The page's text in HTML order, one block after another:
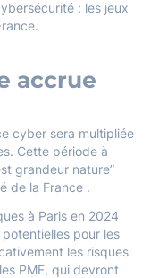
: les jeux
accrue
cyber sera multipliée
Cette période à
grandeur nature”
de la France .
à Paris en 2024
pour les
les risques
PME, qui devront